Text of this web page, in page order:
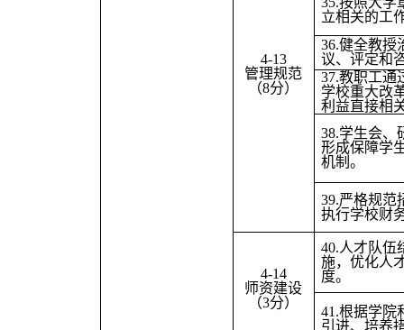
4-13
管理规范
（8分）
立相关的工
36.健全教授
议、评定和
37.教职工通
学校重大改
利益直接相
38.学生会、
形成保障学
机制。
39.严格规范
执行学校财
4-14
师资建设
（3分）
40.人才队伍
施，优化人
度。
41.根据学院
引进、培养